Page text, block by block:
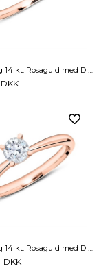
Solitairering 14 kt. Rosaguld med Diamant - 0,15 ct.
DKK
Solitairering 14 kt. Rosaguld med Diamant - 0,50 ct.
DKK